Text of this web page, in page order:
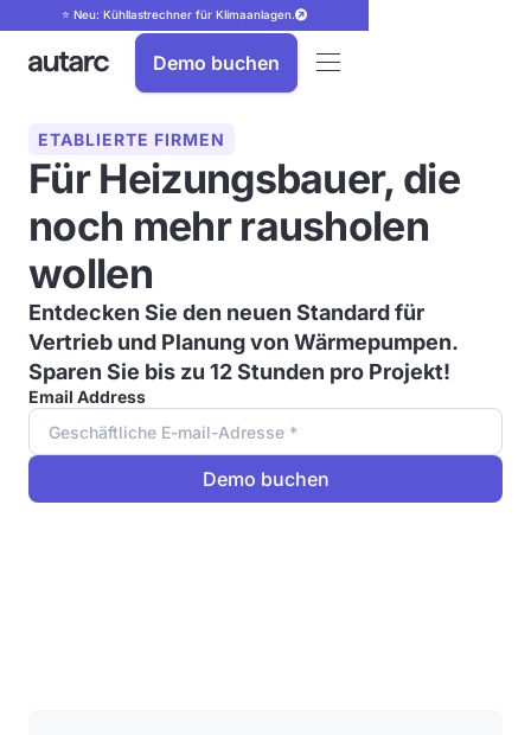
⭐ Neu: Kühllastrechner für Klimaanlagen.
Demo buchen
ETABLIERTE FIRMEN
Für Heizungsbauer, die
noch mehr rausholen
wollen
Entdecken Sie den neuen Standard für
Vertrieb und Planung von Wärmepumpen.
Sparen Sie bis zu 12 Stunden pro Projekt!
Email Address